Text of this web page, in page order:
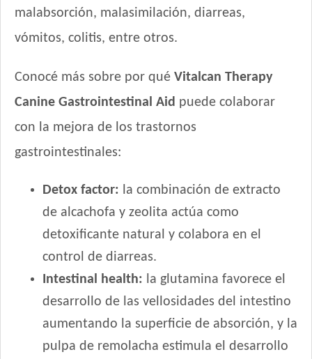
Excellent Mantenimiento Perro Adulto
Excellent Perro Adulto Skin Care con Cordero
Excellent Perro Adulto de Razas Pequeñas
Fawna Perro Adulto Light
Fawna Perro Adulto Mordida Mediana y Grande
Ganacan Perro Adulto sabor Carne
Gooster Perro Adulto
Gooster Prros Adultos de Razas Pequeñas
Gran Campeón Maintenance Perro Adulto Mordida Grande
Gran Campeón Perro Adulto Mordida Grande Carne, Pollo y
HOP! Perro Adulto Mediano y Grande
malabsorción, malasimilación, diarreas,
vómitos, colitis, entre otros.
Conocé más sobre por qué Vitalcan Therapy
Canine Gastrointestinal Aid puede colaborar
con la mejora de los trastornos
gastrointestinales:
Detox factor: la combinación de extracto
de alcachofa y zeolita actúa como
detoxificante natural y colabora en el
control de diarreas.
Intestinal health: la glutamina favorece el
desarrollo de las vellosidades del intestino
aumentando la superficie de absorción, y la
pulpa de remolacha estimula el desarrollo